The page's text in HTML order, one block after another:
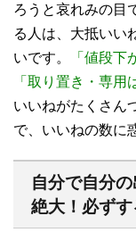
ろうと哀れみの目
る人は、大抵いい
いです。
「値段下
「取り置き・専用
いいねがたくさん
で、いいねの数に
自分で自分
絶大！必ずす